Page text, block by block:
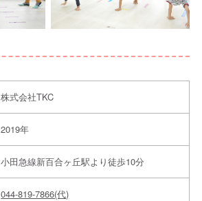
株式会社TKC
2019年
小田急線新百合ヶ丘駅より徒歩10分
044-819-7866(代)